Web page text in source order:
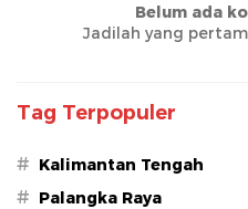
Belum ada
Jadilah yang
Tag Terpopuler
# Kalimantan Tengah
# Palangka Raya